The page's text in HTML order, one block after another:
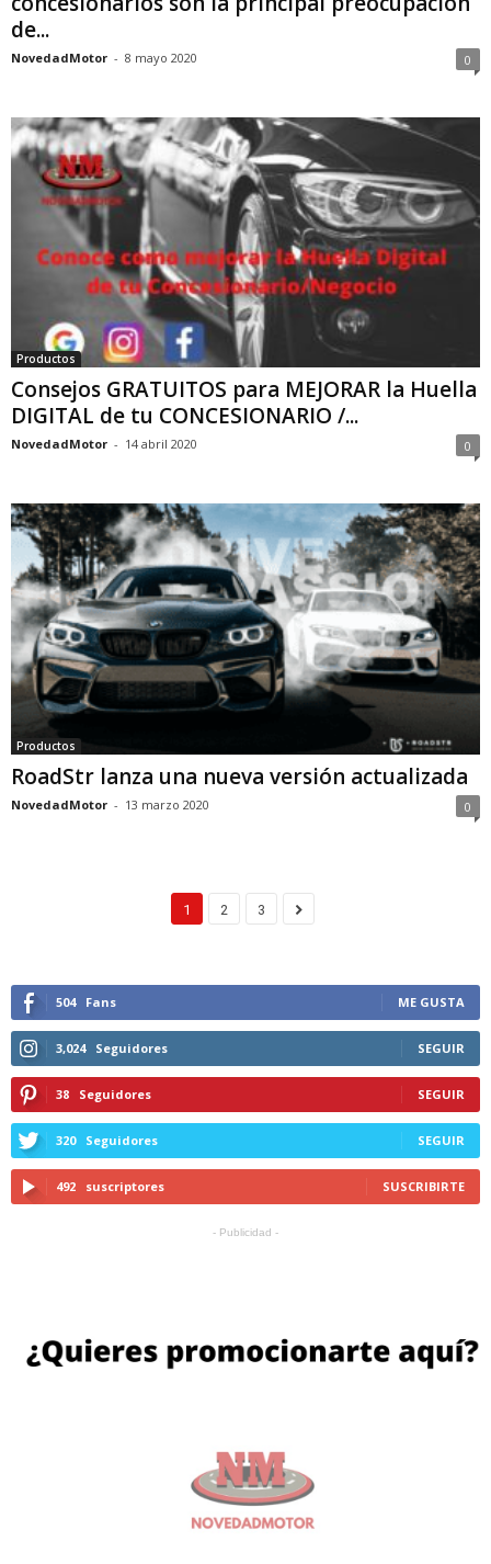
de...
NovedadMotor - 8 mayo 2020 0
Productos
Consejos GRATUITOS para MEJORAR la Huella
DIGITAL de tu CONCESIONARIO /...
NovedadMotor - 14 abril 2020 0
Productos
RoadStr lanza una nueva versión actualizada
NovedadMotor - 13 marzo 2020 0
1 2 3
504 Fans ME GUSTA
3,024 Seguidores SEGUIR
38 Seguidores SEGUIR
320 Seguidores SEGUIR
492 suscriptores SUSCRIBIRTE
- Publicidad -